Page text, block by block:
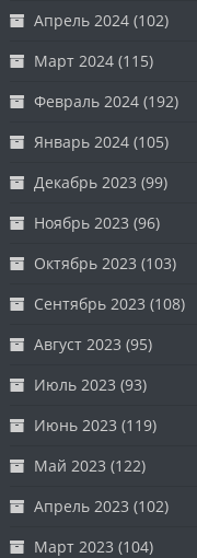
Апрель 2024 (102)
Март 2024 (115)
Февраль 2024 (192)
Январь 2024 (105)
Декабрь 2023 (99)
Ноябрь 2023 (96)
Октябрь 2023 (103)
Сентябрь 2023 (108)
Август 2023 (95)
Июль 2023 (93)
Июнь 2023 (119)
Май 2023 (122)
Апрель 2023 (102)
Март 2023 (104)